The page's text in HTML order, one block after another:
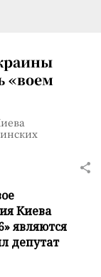
«воем
Киева
являются
депутат